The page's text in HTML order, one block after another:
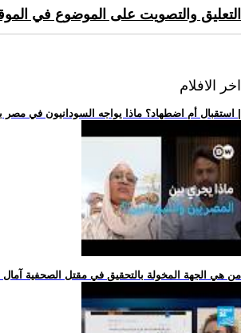
التعليق والتصويت على الموضوع في
اخر الافلام
.. من هي الجهة المخولة بالتحقيق في مقتل الصحفية آمال